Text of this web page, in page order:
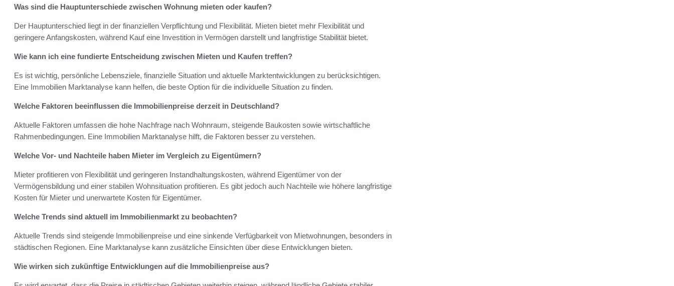
Was sind die Hauptunterschiede zwischen Wohnung mieten oder kaufen?
Der Hauptunterschied liegt in der finanziellen Verpflichtung und Flexibilität. Mieten bietet mehr Flexibilität und
geringere Anfangskosten, während Kauf eine Investition in Vermögen darstellt und langfristige Stabilität bietet.
Wie kann ich eine fundierte Entscheidung zwischen Mieten und Kaufen treffen?
Es ist wichtig, persönliche Lebensziele, finanzielle Situation und aktuelle Marktentwicklungen zu berücksichtigen.
Eine Immobilien Marktanalyse kann helfen, die beste Option für die individuelle Situation zu finden.
Welche Faktoren beeinflussen die Immobilienpreise derzeit in Deutschland?
Aktuelle Faktoren umfassen die hohe Nachfrage nach Wohnraum, steigende Baukosten sowie wirtschaftliche
Rahmenbedingungen. Eine Immobilien Marktanalyse hilft, die Faktoren besser zu verstehen.
Welche Vor- und Nachteile haben Mieter im Vergleich zu Eigentümern?
Mieter profitieren von Flexibilität und geringeren Instandhaltungskosten, während Eigentümer von der
Vermögensbildung und einer stabilen Wohnsituation profitieren. Es gibt jedoch auch Nachteile wie höhere langfristige
Kosten für Mieter und unerwartete Kosten für Eigentümer.
Welche Trends sind aktuell im Immobilienmarkt zu beobachten?
Aktuelle Trends sind steigende Immobilienpreise und eine sinkende Verfügbarkeit von Mietwohnungen, besonders in
städtischen Regionen. Eine Marktanalyse kann zusätzliche Einsichten über diese Entwicklungen bieten.
Wie wirken sich zukünftige Entwicklungen auf die Immobilienpreise aus?